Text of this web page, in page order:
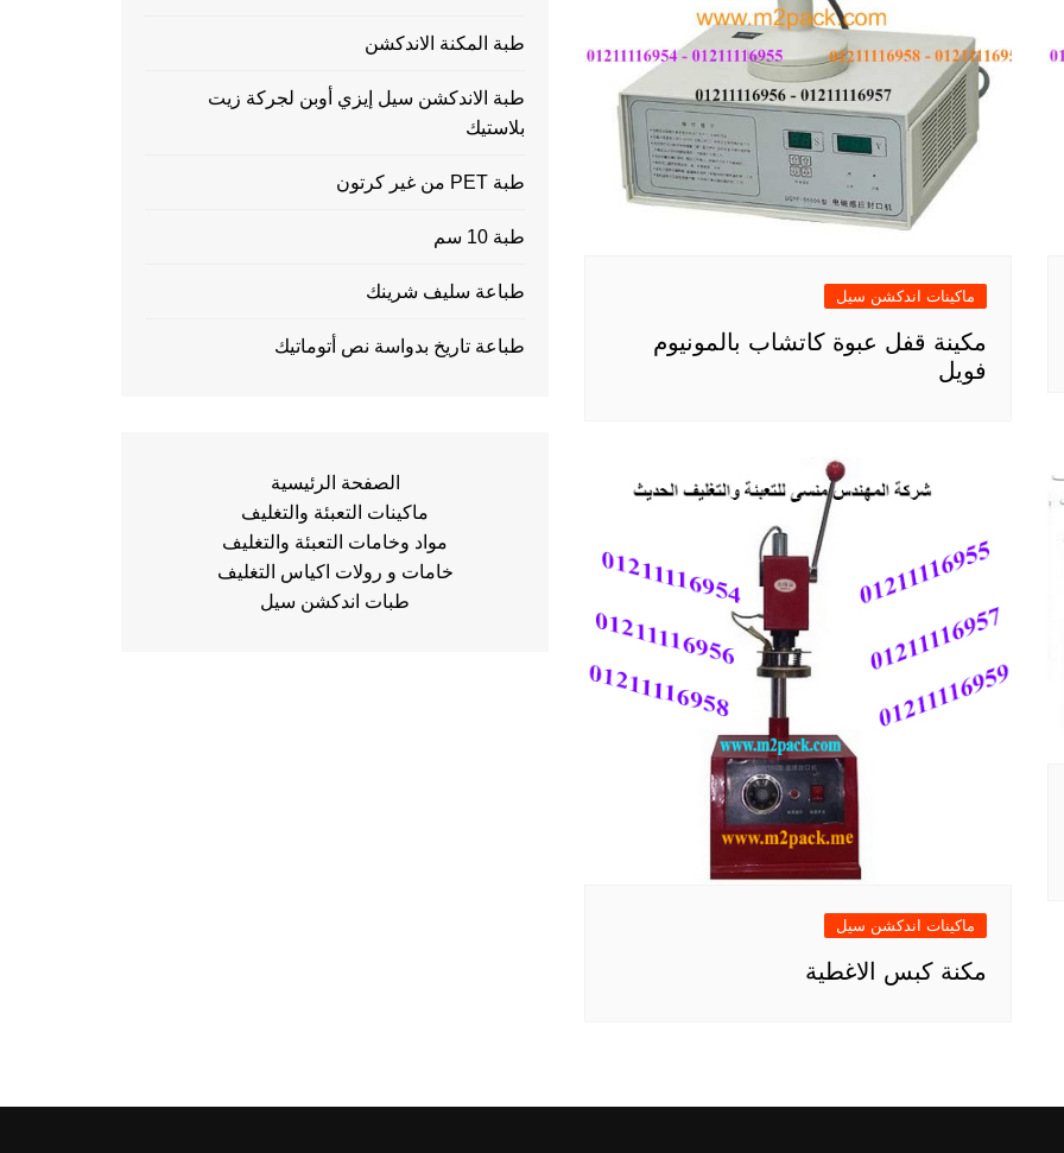
ماكينات اندكشن سيل
مكينة قفل عبوة كاتشاب بالمونيوم
فويل
ماكينات اندكشن سيل
مكنة كبس الاغطية
طبة المكنة الاندكشن
طبة الاندكشن سيل إيزي أوبن لجركة زيت
بلاستيك
طبة PET من غير كرتون
طبة 10 سم
طباعة سليف شرينك
طباعة تاريخ بدواسة نص أتوماتيك
الصفحة الرئيسية
ماكينات التعبئة والتغليف
مواد وخامات التعبئة والتغليف
خامات و رولات اكياس التغليف
طبات اندكشن سيل